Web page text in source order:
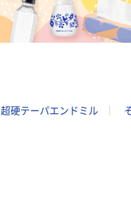
超硬テーパエンドミル